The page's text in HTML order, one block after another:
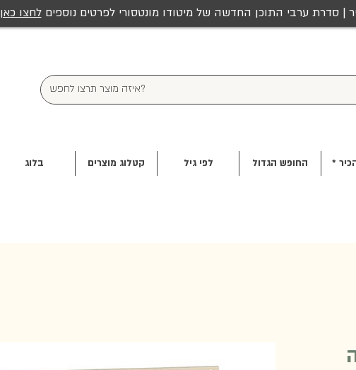
| סדרת ערבי התוכן החדשה של מיטודו מונטסורי לפרטים נוספיםלחצו כאן
* החופש הגדול לפי גיל קטלוג מוצרים בלוג